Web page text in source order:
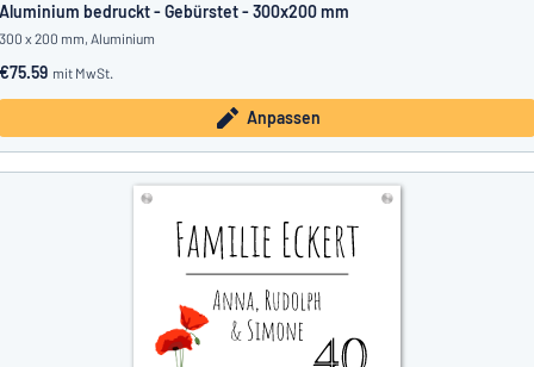
Aluminium bedruckt - Gebürstet - 300x200 mm
300 x 200 mm, Aluminium
€75.59 mit MwSt.
Anpassen